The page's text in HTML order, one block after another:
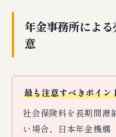
年金事務所によ
意
最も注意すべきポイン
社会保険料を長期間滞
い場合、日本年金機構